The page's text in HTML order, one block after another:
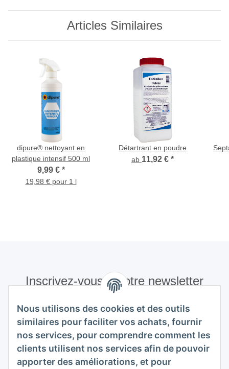
Nous utilisons des cookies et des outils
similaires pour faciliter vos achats, fournir
nos services, pour comprendre comment les
clients utilisent nos services afin de pouvoir
apporter des améliorations, et pour
Articles Similaires
dipure® nettoyant en
plastique intensif 500 ml
9,99 € *
19,98 € pour 1 l
Détartrant en poudre
ab 11,92 € *
Inscrivez-vous à notre newsletter
S'abonner
Veuillez m'envoyer régulièrement et à tout moment,
conformément à votrepolitique de confidentialité, des
informations sur votre gamme de produits par e-mail.
S'abonner